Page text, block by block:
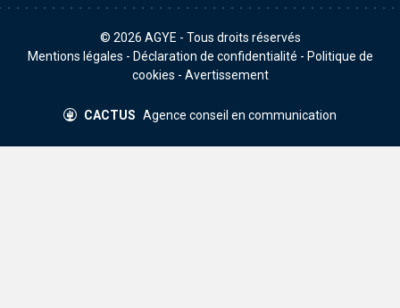
© 2026 AGYE - Tous droits réservés
Mentions légales - Déclaration de confidentialité - Politique de
cookies - Avertissement
CACTUS Agence conseil en communication